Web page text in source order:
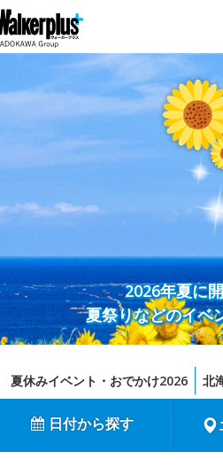
2026年夏に
夏祭りなどのイベ
夏休みイベント・おでかけ2026 北
日付から探す